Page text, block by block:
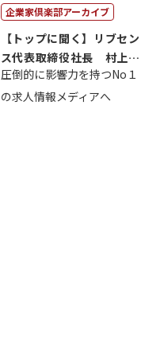
企業家倶楽部アーカイブ
【トップに聞く】リブセン
ス代表取締役社長 村上太
一 氏
圧倒的に影響力を持つNo１
の求人情報メディアへ